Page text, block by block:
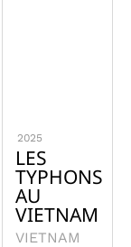
2025
LES
TYPHONS
AU
VIETNAM
VIETNAM